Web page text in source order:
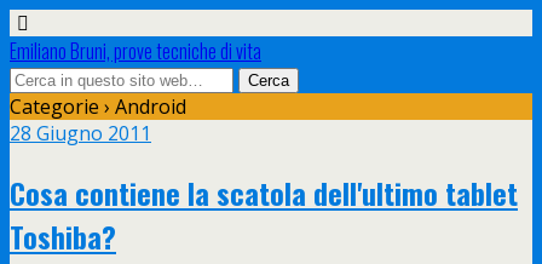
Emiliano Bruni, prove tecniche di vita
Categorie › Android
28 Giugno 2011
Cosa contiene la scatola dell'ultimo tablet
Toshiba?